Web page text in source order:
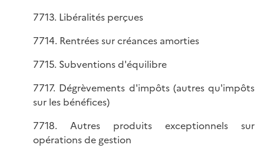
7713. Libéralités perçues
7714. Rentrées sur créances amorties
7715. Subventions d'équilibre
7717. Dégrèvements d'impôts (autres qu'impôts
sur les bénéfices)
7718. Autres produits exceptionnels sur
opérations de gestion